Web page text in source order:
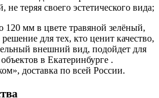
не теряя своего эстетического вида;
120 мм в цвете травяной зелёный,
для тех, кто ценит качество,
внешний вид, подойдет для
в Екатеринбурге .
доставка по всей России.